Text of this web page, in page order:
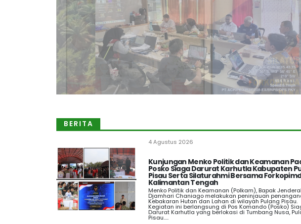
BERITA
Perkuat Sinergi Hadapi
dan Posko Terpadu
Stasiun Meteorologi Tjilik Riwut Kelas I bersinergi
BERITA
4 Agustus 2026
Kunjungan Menko Politik dan Keamanan
Posko Siaga Darurat Karhutla Kabupaten
Pisau Serta Silaturahmi Bersama
Kalimantan Tengah
Menko Politik dan Keamanan (Polkam), Bapak
Djamhari Chaniago melakukan peninjauan
Kebakaran Hutan dan Lahan di wilayah Pulang Pisau.
Kegiatan ini berlangsung di Pos Komando (Posko)
Darurat Karhutla yang berlokasi di Tumbang Nusa,
Pisau.....